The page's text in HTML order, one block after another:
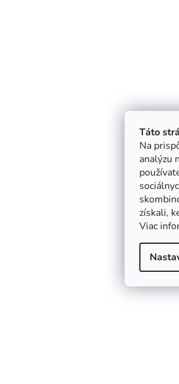
Táto
Na
analýzu
získali,
Viac